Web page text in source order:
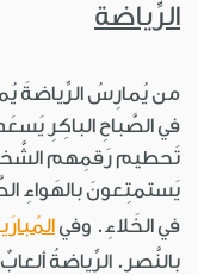
الرِّياضة
من يُمارِسُ الرِّياضةَ
في الصَّباحِ الباكِرِ
تَحطيم رَقمِهم
يَستمتِعونَ بالهَواءِ
في الخَلاءِ. وفي
بالنَّصرِ. الرِّياضةُ